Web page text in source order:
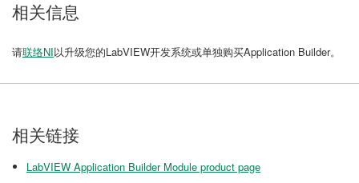
相关信息
请联络NI以升级您的LabVIEW开发系统或单独购买Application Builder。
相关链接
LabVIEW Application Builder Module product page